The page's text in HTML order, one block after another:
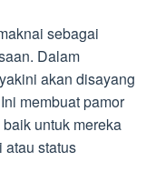
sebagai
Dalam
akan disayang
membuat pamor
untuk mereka
atau status